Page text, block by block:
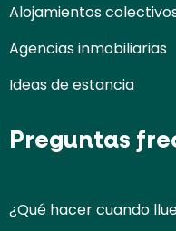
Alojamientos
Agencias inmobiliarias
Ideas de estancia
Preguntas
¿Qué hacer cuando